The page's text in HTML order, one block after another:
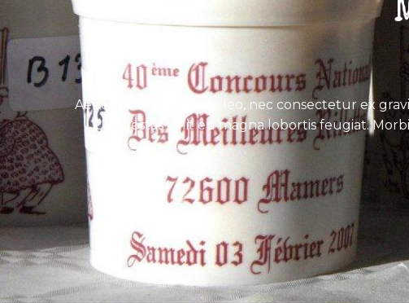
Aenean tincidunt eros leo, nec consectetur ex
Ut egestas velit eu magna lobortis feugiat.